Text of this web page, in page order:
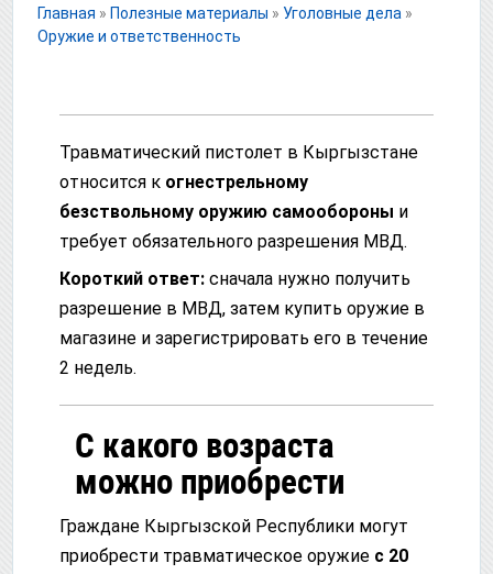
Главная » Полезные материалы » Уголовные дела »
Оружие и ответственность
Травматический пистолет в Кыргызстане
относится к огнестрельному
безствольному оружию самообороны и
требует обязательного разрешения МВД.
Короткий ответ: сначала нужно получить
разрешение в МВД, затем купить оружие в
магазине и зарегистрировать его в течение
2 недель.
С какого возраста
можно приобрести
Граждане Кыргызской Республики могут
приобрести травматическое оружие с 20